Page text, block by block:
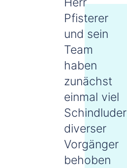
Pfisterer
und sein
Team
haben
zunächst
einmal viel
Schindluder
diverser
Vorgänger
behoben